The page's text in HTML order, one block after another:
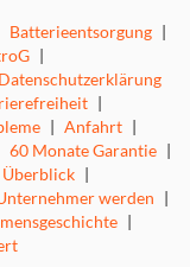
Batterieentsorgung |
|
Datenschutzerklärung
|
| Anfahrt |
60 Monate Garantie |
Überblick |
werden |
|